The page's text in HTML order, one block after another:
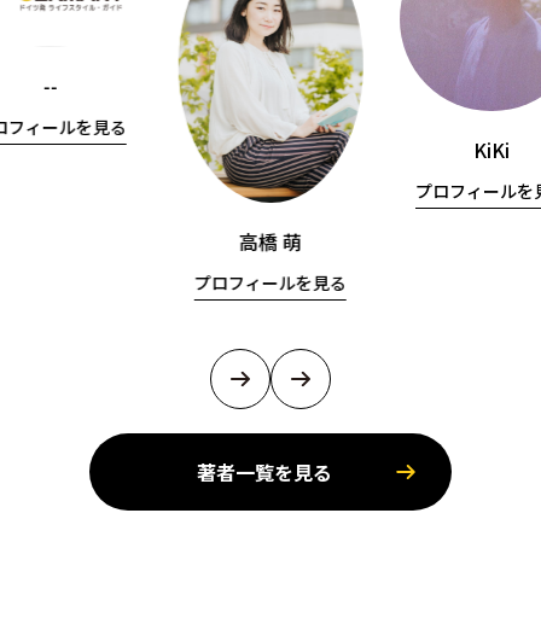
--
フィールを見る
高橋 萌
プロフィールを見る
KiKi
プロフィールを
著者一覧を見る